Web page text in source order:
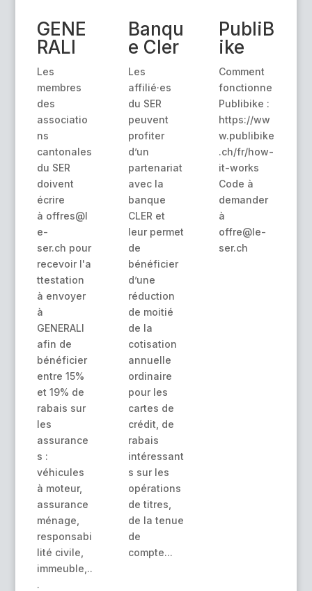
GENE
RALI
Les
membres
des
associatio
ns
cantonales
du SER
doivent
écrire
à offres@l
e-
ser.ch pour
recevoir l'a
ttestation
à envoyer
à
GENERALI
afin de
bénéficier
entre 15%
et 19% de
rabais sur
les
assurance
s :
véhicules
à moteur,
assurance
ménage,
responsabi
lité civile,
immeuble,..
.
Banqu
e Cler
Les
affilié·es
du SER
peuvent
profiter
d’un
partenariat
avec la
banque
CLER et
leur permet
de
bénéficier
d’une
réduction
de moitié
de la
cotisation
annuelle
ordinaire
pour les
cartes de
crédit, de
rabais
intéressant
s sur les
opérations
de titres,
de la tenue
de
compte...
PubliB
ike
Comment
fonctionne
Publibike :
https://ww
w.publibike
.ch/fr/how-
it-works
Code à
demander
à
offre@le-
ser.ch